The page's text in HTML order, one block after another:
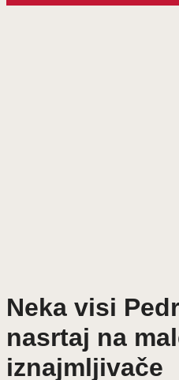
Neka visi
nasrtaj na
iznajmljivače